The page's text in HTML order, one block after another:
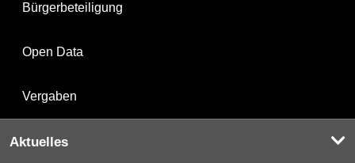
Bürgerbeteiligung
Open Data
Vergaben
Aktuelles